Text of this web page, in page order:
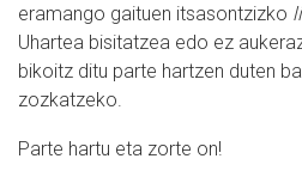
eramango gaituen itsasontzizko
Uhartea bisitatzea edo ez
bikoitz ditu parte hartzen duten
zozkatzeko.
Parte hartu eta zorte on!